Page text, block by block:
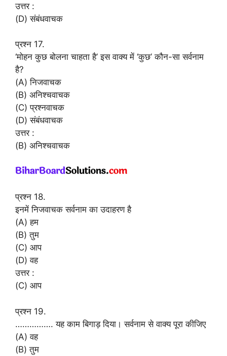
उत्तर :
(D) संबंधवाचक
प्रश्न 17.
‘मोहन कुछ बोलना चाहता है’ इस वाक्य में ‘कुछ’ कौन-सा सर्वनाम
है?
(A) निजवाचक
(B) अनिश्चवाचक
(C) प्रश्नवाचक
(D) संबंधवाचक
उत्तर :
(B) अनिश्चवाचक
प्रश्न 18.
इनमें निजवाचक सर्वनाम का उदाहरण है
(A) हम
(B) तुम
(C) आप
(D) वह
उत्तर :
(C) आप
प्रश्न 19.
……………. यह काम बिगाड़ दिया। सर्वनाम से वाक्य पूरा कीजिए
(A) वह
(B) तुम